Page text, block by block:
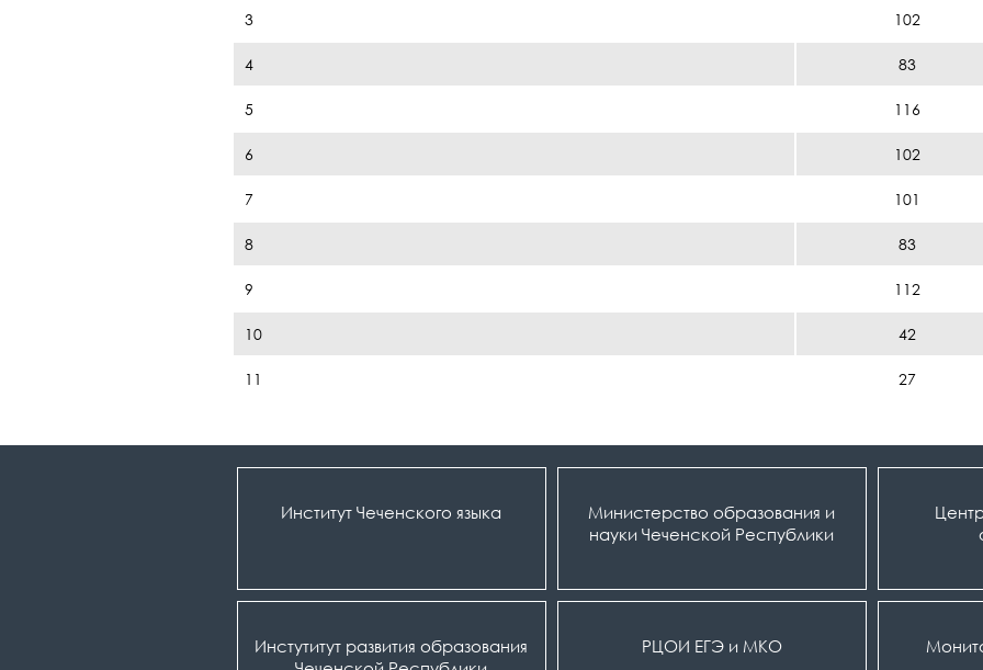
3 102
4 83
5 116
6 102
7 101
8 83
9 112
10 42
11 27
Институт Чеченского языка
Министерство образования и
науки Чеченской Республики
Инстутитут развития образования
РЦОИ ЕГЭ и МКО